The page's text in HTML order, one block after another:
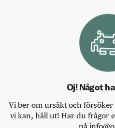
Oj! Något
Vi ber om ursäkt och
vi kan, håll ut! Har du frågor